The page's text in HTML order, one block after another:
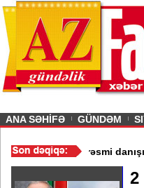
ANA SƏHİFƏ GÜNDƏM
/“Bakıda Almaniya ilə
2